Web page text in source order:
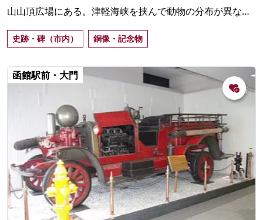
山山頂広場にある。津軽海峡を挟んで動物の分布が異なる
ことを発見し、ブラキストンラインという形で名を遺し
た。
史跡・碑（市内） 銅像・記念物
函館駅前・大門